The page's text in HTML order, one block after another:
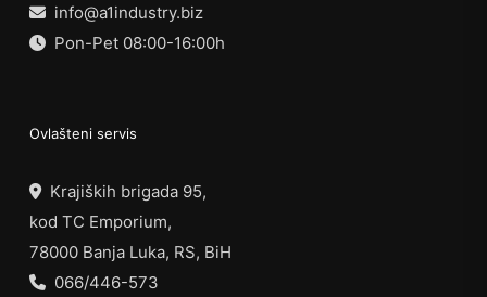
info@a1industry.biz
Pon-Pet 08:00-16:00h
Ovlašteni servis
Krajiških brigada 95,
kod TC Emporium,
78000 Banja Luka, RS, BiH
066/446-573